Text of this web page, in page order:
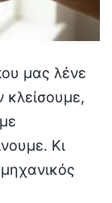
μας λένε
κλείσουμε,
Κι